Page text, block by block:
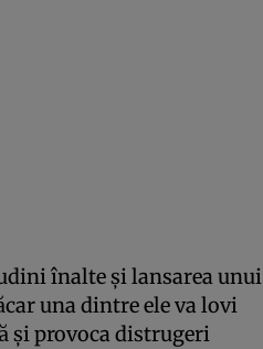
înalte şi lansarea unui
una dintre ele va lovi
şi provoca distrugeri